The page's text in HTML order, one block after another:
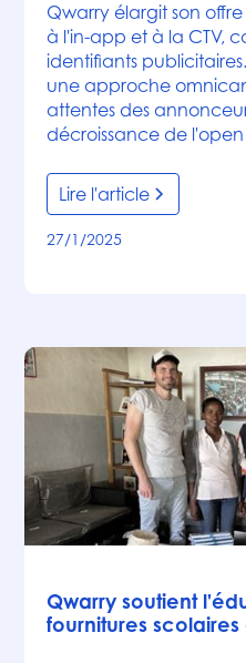
Qwarry élargit son
à l'in-app et à la CTV,
identifiants
une approche
attentes des
décroissance de
Lire l'article
27/1/2025
Qwarry soutient
fournitures